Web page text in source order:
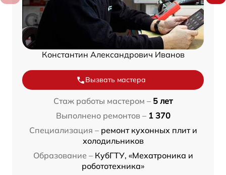
Константин Александрович Иванов
Вызвать мастера
Стаж работы мастером – 5 лет
Выполнено ремонтов – 1 370
Специализация – ремонт кухонных плит и
холодильников
Образование – КубГТУ, «Мехатроника и
робототехника»